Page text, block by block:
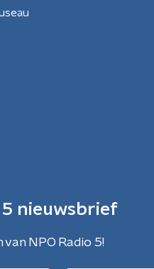
5 nieuwsbrief
van NPO Radio 5!